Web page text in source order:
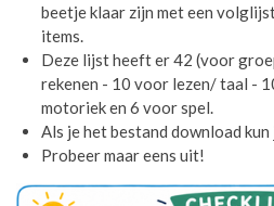
beetje klaar zijn met een
items.
Deze lijst heeft er 42 (voor
rekenen - 10 voor lezen/ taal -
motoriek en 6 voor spel.
Als je het bestand download
Probeer maar eens uit!